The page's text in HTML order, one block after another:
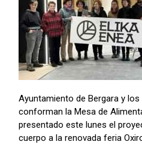
Ayuntamiento de Bergara y
conforman la Mesa de
presentado este lunes el
cuerpo a la renovada feria